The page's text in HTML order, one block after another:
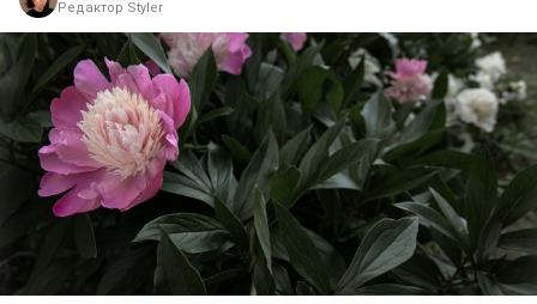
Редактор Styler